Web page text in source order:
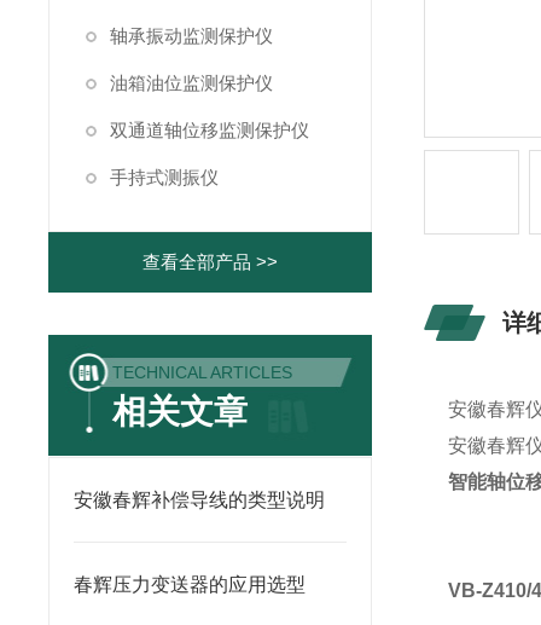
轴承振动监测保护仪
油箱油位监测保护仪
双通道轴位移监测保护仪
手持式测振仪
查看全部产品 >>
TECHNICAL ARTICLES
相关文章
安徽春辉补偿导线的类型说明
春辉压力变送器的应用选型
详
安徽春辉
安徽春辉
智能轴位
VB-Z410/